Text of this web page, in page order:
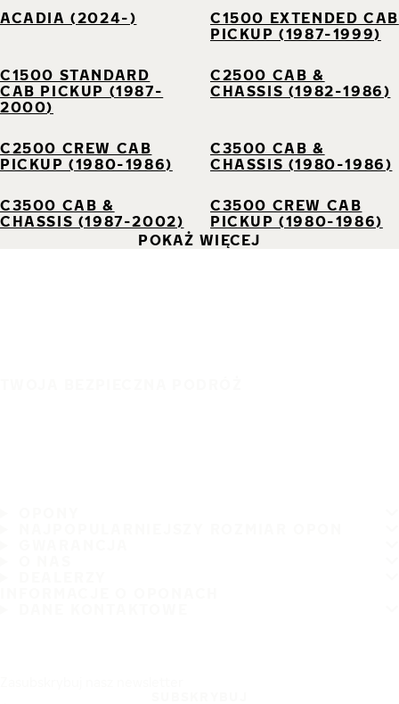
ACADIA (2024-)
C1500 EXTENDED CAB
PICKUP (1987-1999)
C1500 STANDARD
CAB PICKUP (1987-
2000)
C2500 CAB &
CHASSIS (1982-1986)
C2500 CREW CAB
PICKUP (1980-1986)
C3500 CAB &
CHASSIS (1980-1986)
C3500 CAB &
CHASSIS (1987-2002)
C3500 CREW CAB
PICKUP (1980-1986)
POKAŻ WIĘCEJ